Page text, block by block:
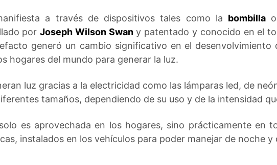
a través de dispositivos tales como la bombilla
porJoseph Wilson Swany patentado y conocido en el
generó un cambio significativo en el desenvolvimiento
hogares del mundo para generar la luz.
luz gracias a la electricidad como las lámparas led, de
tamaños, dependiendo de su uso y de la intensidad
es aprovechada en los hogares, sino prácticamente en
instalados en los vehículos para poder manejar de noche y